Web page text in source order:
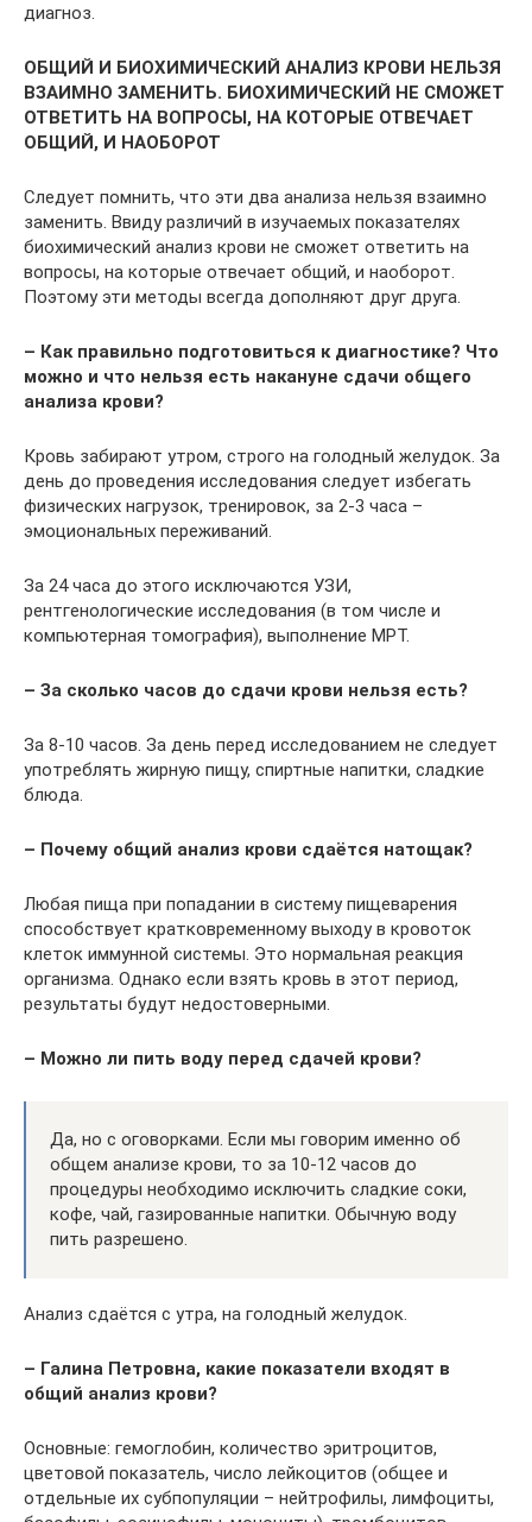
диагноз.
ОБЩИЙ И БИОХИМИЧЕСКИЙ АНАЛИЗ КРОВИ НЕЛЬЗЯ
ВЗАИМНО ЗАМЕНИТЬ. БИОХИМИЧЕСКИЙ НЕ СМОЖЕТ
ОТВЕТИТЬ НА ВОПРОСЫ, НА КОТОРЫЕ ОТВЕЧАЕТ
ОБЩИЙ, И НАОБОРОТ
Следует помнить, что эти два анализа нельзя взаимно
заменить. Ввиду различий в изучаемых показателях
биохимический анализ крови не сможет ответить на
вопросы, на которые отвечает общий, и наоборот.
Поэтому эти методы всегда дополняют друг друга.
– Как правильно подготовиться к диагностике? Что
можно и что нельзя есть накануне сдачи общего
анализа крови?
Кровь забирают утром, строго на голодный желудок. За
день до проведения исследования следует избегать
физических нагрузок, тренировок, за 2-3 часа –
эмоциональных переживаний.
За 24 часа до этого исключаются УЗИ,
рентгенологические исследования (в том числе и
компьютерная томография), выполнение МРТ.
– За сколько часов до сдачи крови нельзя есть?
За 8-10 часов. За день перед исследованием не следует
употреблять жирную пищу, спиртные напитки, сладкие
блюда.
– Почему общий анализ крови сдаётся натощак?
Любая пища при попадании в систему пищеварения
способствует кратковременному выходу в кровоток
клеток иммунной системы. Это нормальная реакция
организма. Однако если взять кровь в этот период,
результаты будут недостоверными.
– Можно ли пить воду перед сдачей крови?
Да, но с оговорками. Если мы говорим именно об
общем анализе крови, то за 10-12 часов до
процедуры необходимо исключить сладкие соки,
кофе, чай, газированные напитки. Обычную воду
пить разрешено.
Анализ сдаётся с утра, на голодный желудок.
– Галина Петровна, какие показатели входят в
общий анализ крови?
Основные: гемоглобин, количество эритроцитов,
цветовой показатель, число лейкоцитов (общее и
отдельные их субпопуляции – нейтрофилы, лимфоциты,